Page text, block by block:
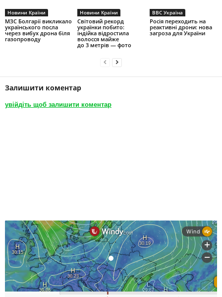
Новини Країни
МЗС Болгарії викликало
українського посла
через вибух дрона біля
газопроводу
Новини Країни
Світовий рекорд
українки побито:
індійка відростила
волосся майже
до 3 метрів — фото
BBC Україна
Росія переходить на
реактивні дрони: нова
загроза для України
Залишити коментар
увійдіть щоб залишити коментар